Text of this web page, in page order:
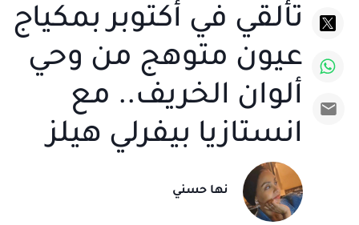
تألقي في أكتوبر بمكياج
عيون متوهج من وحي
ألوان الخريف.. مع
انستازيا بيفرلي هيلز
نها حسني